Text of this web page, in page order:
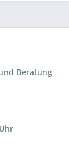
Beratung